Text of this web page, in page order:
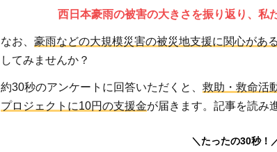
西日本豪雨の被害の大きさを振り返り、私
なお、 豪雨などの大規模災害の被災地支援に関心がある
してみませんか？
約30秒のアンケートに回答いただくと、 救助・救命活
プロジェクトに10円の支援金が届きます。記事を読み
＼たったの30秒！